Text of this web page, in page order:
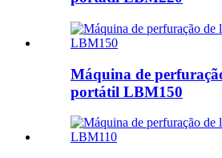
Máquina de
portátil LBM150